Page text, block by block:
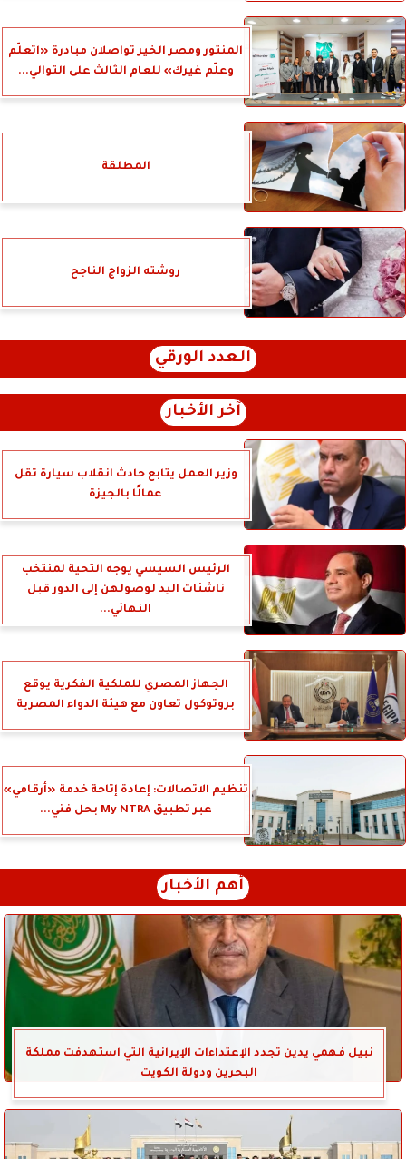
المنتور ومصر الخير تواصلان مبادرة «اتعلّم
وعلّم غيرك» للعام الثالث على التوالي...
المطلقة
روشته الزواج الناجح
العدد الورقي
آخر الأخبار
وزير العمل يتابع حادث انقلاب سيارة تقل
عمالًا بالجيزة
الرئيس السيسي يوجه التحية لمنتخب
ناشئات اليد لوصولهن إلى الدور قبل
النهائي...
الجهاز المصري للملكية الفكرية يوقع
بروتوكول تعاون مع هيئة الدواء المصرية
تنظيم الاتصالات: إعادة إتاحة خدمة «أرقامي»
عبر تطبيق My NTRA بحل فني...
أهم الأخبار
نبيل فهمي يدين تجدد الإعتداءات الإيرانية التي استهدفت مملكة
البحرين ودولة الكويت